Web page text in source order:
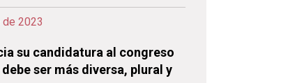
de 2023
su candidatura al congreso
ser más diversa, plural y